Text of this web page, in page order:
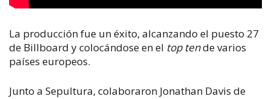
La producción fue un éxito, alcanzando el puesto 27
de Billboard y colocándose en el top tende varios
países europeos.
Junto a Sepultura, colaboraron Jonathan Davis de